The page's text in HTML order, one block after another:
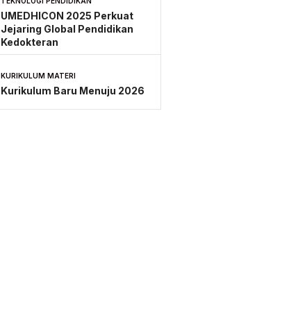
UMEDHICON 2025 Perkuat
Jejaring Global Pendidikan
Kedokteran
KURIKULUM MATERI
Kurikulum Baru Menuju 2026